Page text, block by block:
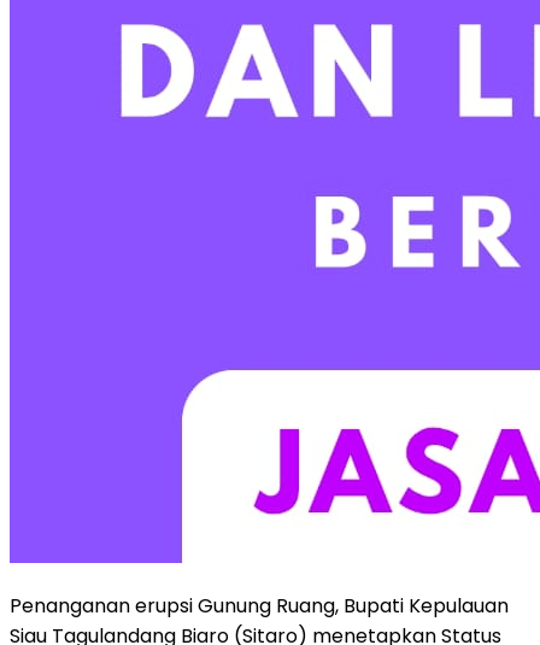
Penanganan erupsi Gunung Ruang, Bupati Kepulauan
Siau Tagulandang Biaro (Sitaro) menetapkan Status